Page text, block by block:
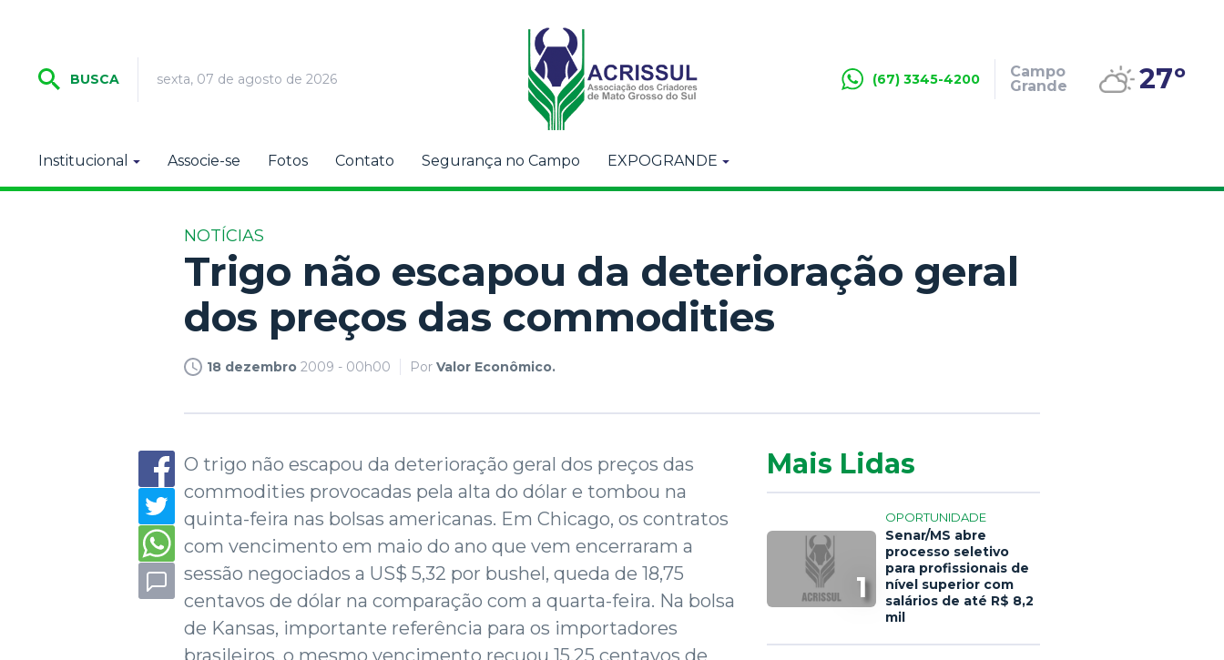
BUSCA sexta, 07 de agosto de 2026 (67) 3345-4200
Campo
Grande
27º
Institucional Associe-se Fotos Contato Segurança no Campo EXPOGRANDE
NOTÍCIAS
Trigo não escapou da deterioração geral
dos preços das commodities
18 dezembro 2009 - 00h00 Por Valor Econômico.
O trigo não escapou da deterioração geral dos preços das
commodities provocadas pela alta do dólar e tombou na
quinta-feira nas bolsas americanas. Em Chicago, os contratos
com vencimento em maio do ano que vem encerraram a
sessão negociados a US$ 5,32 por bushel, queda de 18,75
centavos de dólar na comparação com a quarta-feira. Na bolsa
de Kansas, importante referência para os importadores
brasileiros, o mesmo vencimento recuou 15,25 centavos de
Mais Lidas
1
OPORTUNIDADE
Senar/MS abre
processo seletivo
para profissionais de
nível superior com
salários de até R$ 8,2
mil